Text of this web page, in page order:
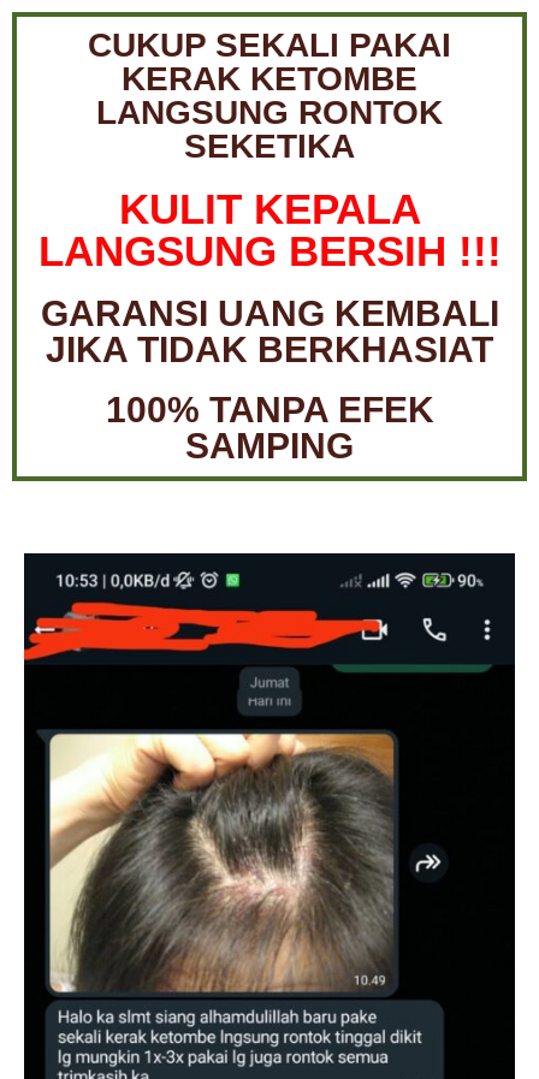
CUKUP SEKALI PAKAI
KERAK KETOMBE
LANGSUNG RONTOK
SEKETIKA
KULIT KEPALA
LANGSUNG BERSIH !!!
GARANSI UANG KEMBALI
JIKA TIDAK BERKHASIAT
100% TANPA EFEK
SAMPING